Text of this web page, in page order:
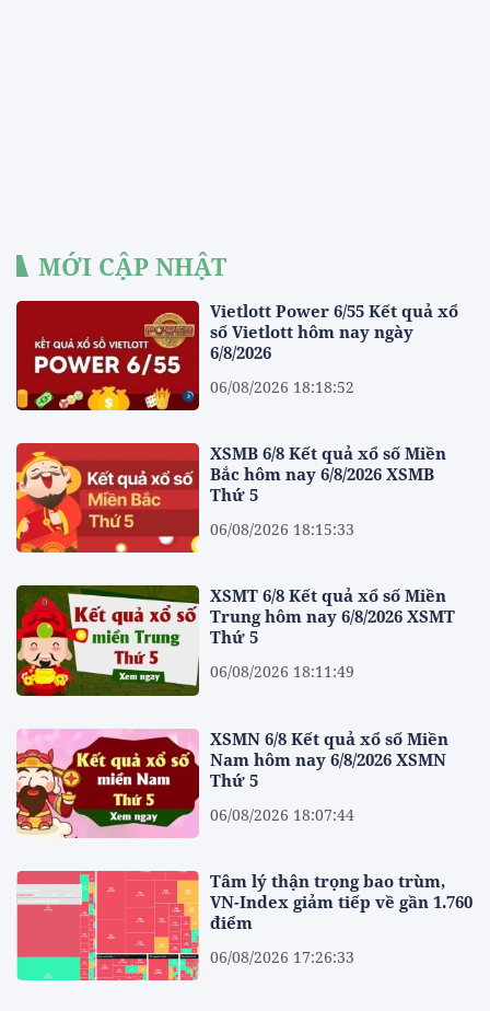
MỚI CẬP NHẬT
Vietlott Power 6/55 Kết quả xổ
số Vietlott hôm nay ngày
6/8/2026
06/08/2026 18:18:52
XSMB 6/8 Kết quả xổ số Miền
Bắc hôm nay 6/8/2026 XSMB
Thứ 5
06/08/2026 18:15:33
XSMT 6/8 Kết quả xổ số Miền
Trung hôm nay 6/8/2026 XSMT
Thứ 5
06/08/2026 18:11:49
XSMN 6/8 Kết quả xổ số Miền
Nam hôm nay 6/8/2026 XSMN
Thứ 5
06/08/2026 18:07:44
Tâm lý thận trọng bao trùm,
VN-Index giảm tiếp về gần 1.760
điểm
06/08/2026 17:26:33